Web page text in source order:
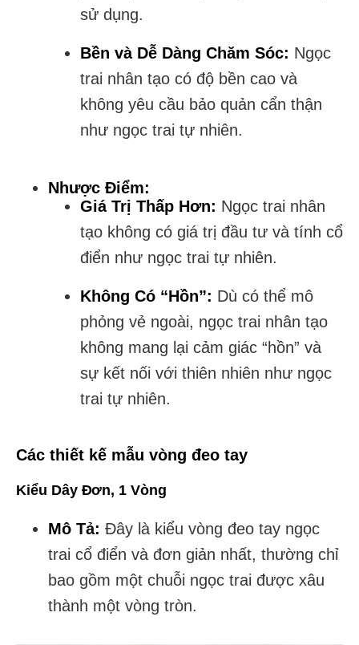
sử dụng.
Bền và Dễ Dàng Chăm Sóc: Ngọc
trai nhân tạo có độ bền cao và
không yêu cầu bảo quản cẩn thận
như ngọc trai tự nhiên.
Nhược Điểm:
Giá Trị Thấp Hơn: Ngọc trai nhân
tạo không có giá trị đầu tư và tính cổ
điển như ngọc trai tự nhiên.
Không Có “Hồn”: Dù có thể mô
phỏng vẻ ngoài, ngọc trai nhân tạo
không mang lại cảm giác “hồn” và
sự kết nối với thiên nhiên như ngọc
trai tự nhiên.
Các thiết kế mẫu vòng đeo tay
Kiểu Dây Đơn, 1 Vòng
Mô Tả: Đây là kiểu vòng đeo tay ngọc
trai cổ điển và đơn giản nhất, thường chỉ
bao gồm một chuỗi ngọc trai được xâu
thành một vòng tròn.